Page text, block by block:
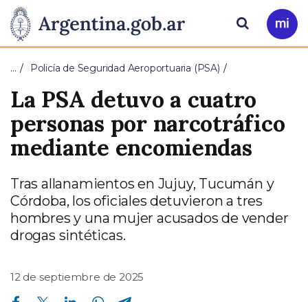
Presidencia
de
la
Nación
Pasar al contenido principal
Ir
a
Buscar
… Policía de Seguridad Aeroportuaria (PSA)
La PSA detuvo a cuatro
personas por narcotráfico
mediante encomiendas
Tras allanamientos en Jujuy, Tucumán y
Córdoba, los oficiales detuvieron a tres
hombres y una mujer acusados de vender
drogas sintéticas.
12 de septiembre de 2025
Compartir en Facebook Compartir en Twitter Compartir en Linkedin Compartir en Whatsapp